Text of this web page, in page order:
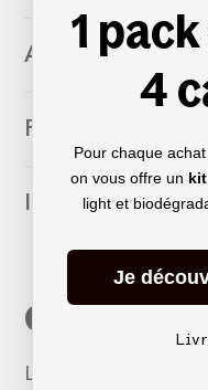
Aller
Retour
Informations
Où dormir
Le bivouac est
1
4
Pour chaque
on vous offre un
light et
Je